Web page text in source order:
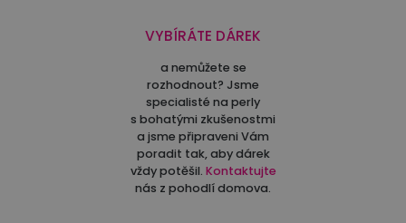
VYBÍRÁTE DÁREK
a nemůžete se
rozhodnout? Jsme
specialisté na perly
s bohatými zkušenostmi
a jsme připraveni Vám
poradit tak, aby dárek
vždy potěšil. Kontaktujte
nás z pohodlí domova.